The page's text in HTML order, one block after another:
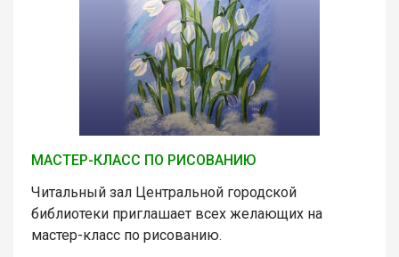
МАСТЕР-КЛАСС ПО РИСОВАНИЮ
Читальный зал Центральной городской
библиотеки приглашает всех желающих на
мастер-класс по рисованию.